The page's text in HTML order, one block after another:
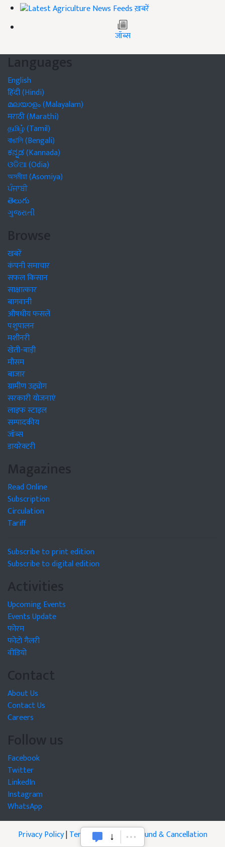
ख़बरें
जॉब्स
Languages
English
हिंदी (Hindi)
മലയാളം (Malayalam)
मराठी (Marathi)
தமிழ் (Tamil)
বাঙালি (Bengali)
ಕನ್ನಡ (Kannada)
ଓଡିଆ (Odia)
অসমীয়া (Asomiya)
ਪੰਜਾਬੀ
తెలుగు
ગુજરાતી
Browse
खबरें
कंपनी समाचार
सफल किसान
साक्षात्कार
बागवानी
औषधीय फसलें
पशुपालन
मशीनरी
खेती-बाड़ी
मौसम
बाजार
ग्रामीण उद्द्योग
सरकारी योजनाएं
लाइफ स्टाइल
सम्पादकीय
जॉब्स
डायरेक्टरी
Magazines
Read Online
Subscription
Circulation
Tariff
Subscribe to print edition
Subscribe to digital edition
Activities
Upcoming Events
Events Update
फोरम
फोटो गैलरी
वीडियो
Contact
About Us
Contact Us
Careers
Follow us
Facebook
Twitter
LinkedIn
Instagram
WhatsApp
Privacy Policy|Terms of Service|Refund & Cancellation